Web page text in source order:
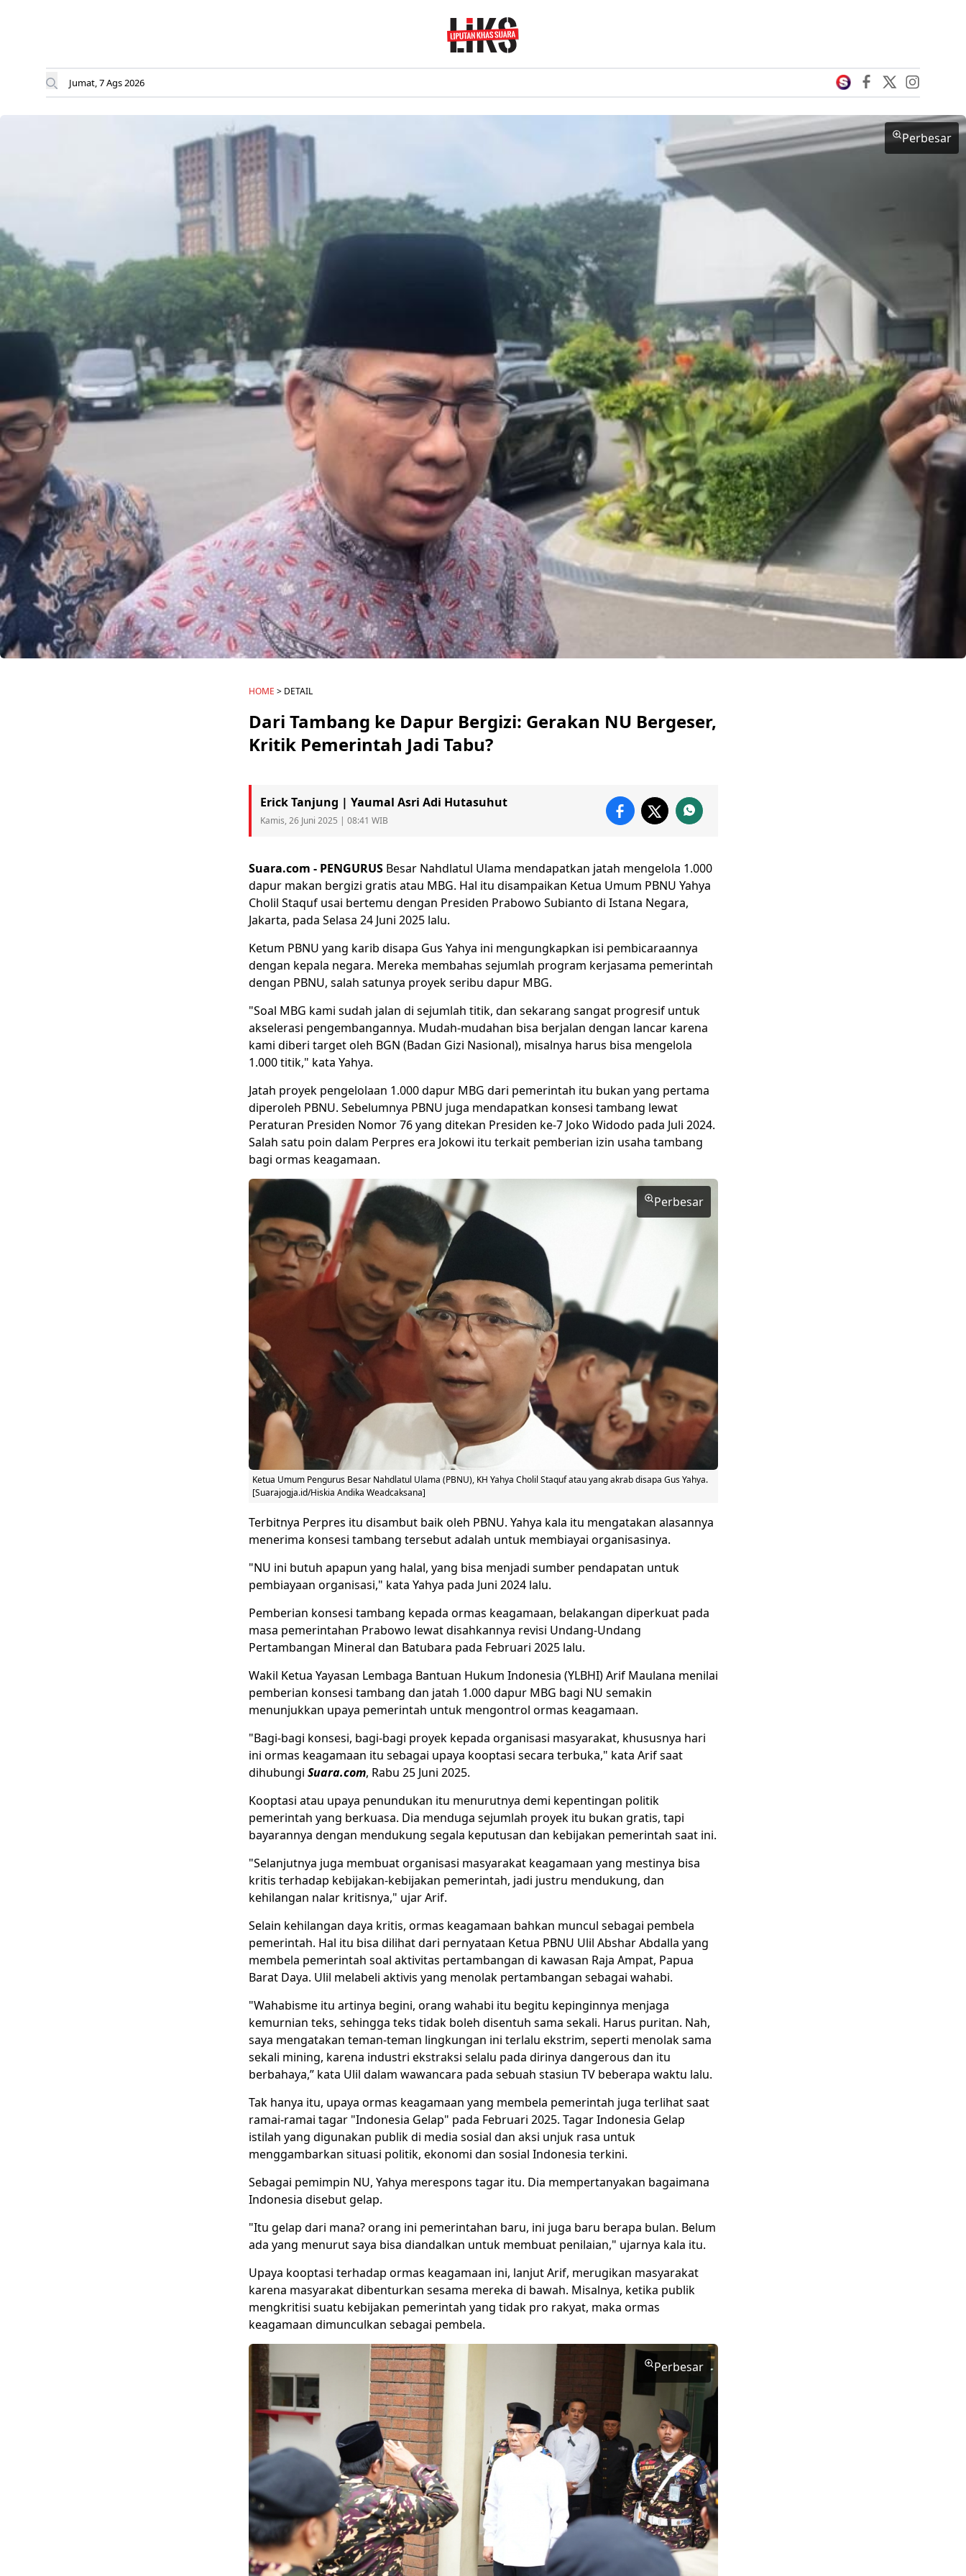
Jumat, 7 Ags 2026
Perbesar
HOME > DETAIL
Dari Tambang ke Dapur Bergizi: Gerakan NU Bergeser,
Kritik Pemerintah Jadi Tabu?
Erick Tanjung | Yaumal Asri Adi Hutasuhut
Kamis, 26 Juni 2025 | 08:41 WIB
Suara.com - PENGURUSBesar Nahdlatul Ulama mendapatkan jatah mengelola 1.000
dapur makan bergizi gratis atau MBG. Hal itu disampaikan Ketua Umum PBNU Yahya
Cholil Staqufusai bertemu dengan Presiden Prabowo Subianto di Istana Negara,
Jakarta, pada Selasa 24 Juni 2025 lalu.
Ketum PBNU yang karib disapa Gus Yahya ini mengungkapkan isi pembicaraannya
dengan kepala negara. Mereka membahas sejumlah program kerjasama pemerintah
dengan PBNU, salah satunya proyek seribu dapur MBG.
"Soal MBG kami sudah jalan di sejumlah titik, dan sekarang sangat progresif untuk
akselerasi pengembangannya. Mudah-mudahan bisa berjalan dengan lancar karena
kami diberi target oleh BGN (Badan Gizi Nasional), misalnya harus bisa mengelola
1.000 titik," kata Yahya.
Jatah proyek pengelolaan 1.000 dapur MBG dari pemerintah itu bukan yang pertama
diperoleh PBNU. Sebelumnya PBNU juga mendapatkan konsesi tambang lewat
Peraturan Presiden Nomor 76 yang ditekan Presiden ke-7 Joko Widodo pada Juli 2024.
Salah satu poin dalam Perpres era Jokowi itu terkait pemberian izin usaha tambang
bagi ormas keagamaan.
Perbesar
Ketua Umum Pengurus Besar Nahdlatul Ulama (PBNU), KH Yahya Cholil Staquf atau yang akrab disapa Gus Yahya.
[Suarajogja.id/Hiskia Andika Weadcaksana]
Terbitnya Perpres itu disambut baik oleh PBNU. Yahya kala itu mengatakan alasannya
menerima konsesi tambang tersebut adalah untuk membiayai organisasinya.
"NU ini butuh apapun yang halal, yang bisa menjadi sumber pendapatan untuk
pembiayaan organisasi," kata Yahya pada Juni 2024 lalu.
Pemberian konsesi tambang kepada ormas keagamaan, belakangan diperkuat pada
masa pemerintahan Prabowo lewat disahkannya revisi Undang-Undang
Pertambangan Mineral dan Batubara pada Februari 2025 lalu.
Wakil Ketua Yayasan Lembaga Bantuan Hukum Indonesia (YLBHI) Arif Maulana menilai
pemberian konsesi tambang dan jatah 1.000 dapur MBG bagi NU semakin
menunjukkan upaya pemerintah untuk mengontrol ormas keagamaan.
"Bagi-bagi konsesi, bagi-bagi proyek kepada organisasi masyarakat, khususnya hari
ini ormas keagamaan itu sebagai upaya kooptasi secara terbuka," kata Arif saat
dihubungi Suara.com, Rabu 25 Juni 2025.
Kooptasi atau upaya penundukan itu menurutnya demi kepentingan politik
pemerintah yang berkuasa. Dia menduga sejumlah proyek itu bukan gratis, tapi
bayarannya dengan mendukung segala keputusan dan kebijakan pemerintah saat ini.
"Selanjutnya juga membuat organisasi masyarakat keagamaan yang mestinya bisa
kritis terhadap kebijakan-kebijakan pemerintah, jadi justru mendukung, dan
kehilangan nalar kritisnya," ujar Arif.
Selain kehilangan daya kritis, ormas keagamaan bahkan muncul sebagai pembela
pemerintah. Hal itu bisa dilihat dari pernyataan Ketua PBNU Ulil Abshar Abdalla yang
membela pemerintah soal aktivitas pertambangan di kawasan Raja Ampat, Papua
Barat Daya. Ulil melabeli aktivis yang menolak pertambangan sebagai wahabi.
"Wahabisme itu artinya begini, orang wahabi itu begitu kepinginnya menjaga
kemurnian teks, sehingga teks tidak boleh disentuh sama sekali. Harus puritan. Nah,
saya mengatakan teman-teman lingkungan ini terlalu ekstrim, seperti menolak sama
sekali mining, karena industri ekstraksi selalu pada dirinya dangerous dan itu
berbahaya,” kata Ulil dalam wawancara pada sebuah stasiun TV beberapa waktu lalu.
Tak hanya itu, upaya ormas keagamaan yang membela pemerintah juga terlihat saat
ramai-ramai tagar "Indonesia Gelap" pada Februari 2025. Tagar Indonesia Gelap
istilah yang digunakan publik di media sosial dan aksi unjuk rasa untuk
menggambarkan situasi politik, ekonomi dan sosial Indonesia terkini.
Sebagai pemimpin NU, Yahya merespons tagar itu. Dia mempertanyakan bagaimana
Indonesia disebut gelap.
"Itu gelap dari mana? orang ini pemerintahan baru, ini juga baru berapa bulan. Belum
ada yang menurut saya bisa diandalkan untuk membuat penilaian," ujarnya kala itu.
Upaya kooptasi terhadap ormas keagamaan ini, lanjut Arif, merugikan masyarakat
karena masyarakat dibenturkan sesama mereka di bawah. Misalnya, ketika publik
mengkritisi suatu kebijakan pemerintah yang tidak pro rakyat, maka ormas
keagamaan dimunculkan sebagai pembela.
Perbesar